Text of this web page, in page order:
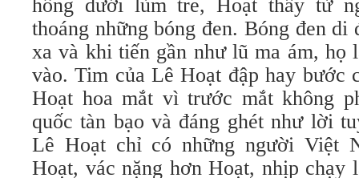
hổng dưới lùm tre, Hoạt thấy từ
thoáng những bóng đen. Bóng đen di
xa và khi tiến gần như lũ ma ám, họ
vào. Tim của Lê Hoạt đập hay bước
Hoạt hoa mắt vì trước mắt không
quốc tàn bạo và đáng ghét như lời
Lê Hoạt chỉ có những người Việt
Hoạt, vác nặng hơn Hoạt, nhịp chạy